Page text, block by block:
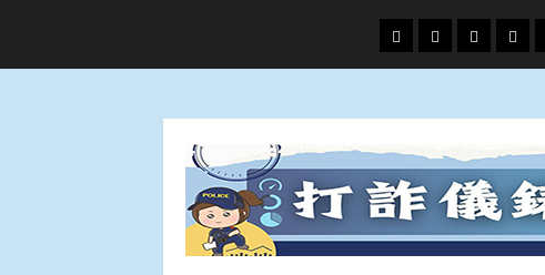
頭
條
財
經
地
方.
文
教.